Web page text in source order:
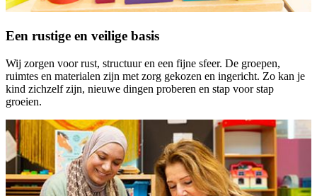
Een rustige en veilige basis
Wij zorgen voor rust, structuur en een fijne sfeer. De groepen,
ruimtes en materialen zijn met zorg gekozen en ingericht. Zo kan je
kind zichzelf zijn, nieuwe dingen proberen en stap voor stap
groeien.